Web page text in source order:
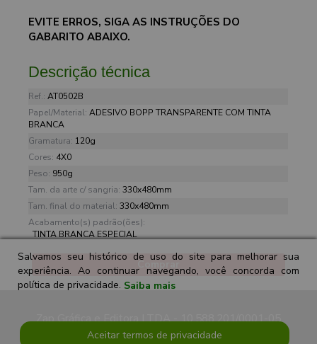
EVITE ERROS, SIGA AS INSTRUÇÕES DO
GABARITO ABAIXO.
Descrição técnica
Ref.: AT0502B
Papel/Material: ADESIVO BOPP TRANSPARENTE COM TINTA
BRANCA
Gramatura: 120g
Cores: 4X0
Peso: 950g
Tam. da arte c/ sangria: 330x480mm
Tam. final do material: 330x480mm
Acabamento(s) padrão(ões):
TINTA BRANCA ESPECIAL
Comprar
Zap Gráfica e Editora LTDA - 10.588.201/0001-05
Salvamos seu histórico de uso do site para melhorar sua
experiência. Ao continuar navegando, você concorda com
política de privacidade. Saiba mais
Aceitar termos de privacidade